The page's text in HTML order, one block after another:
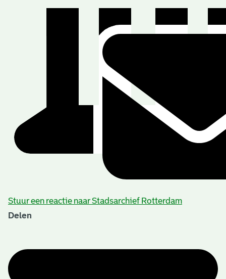
Stuur een reactie naar Stadsarchief Rotterdam
Delen